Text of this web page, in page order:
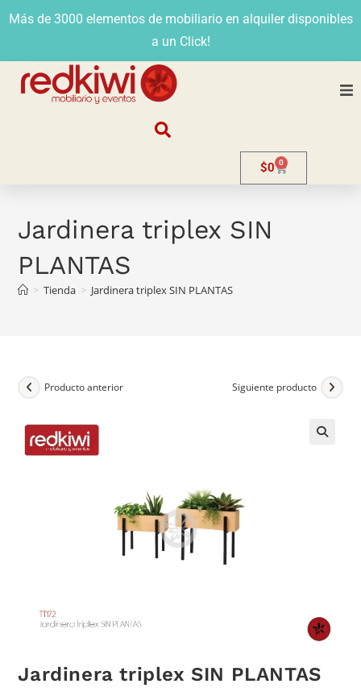
Más de 3000 elementos de mobiliario en alquiler disponibles
a un Click!
$0 0
Jardinera triplex SIN
PLANTAS
> Tienda > Jardinera triplex SIN PLANTAS
Producto anterior Siguiente producto
Jardinera triplex SIN PLANTAS